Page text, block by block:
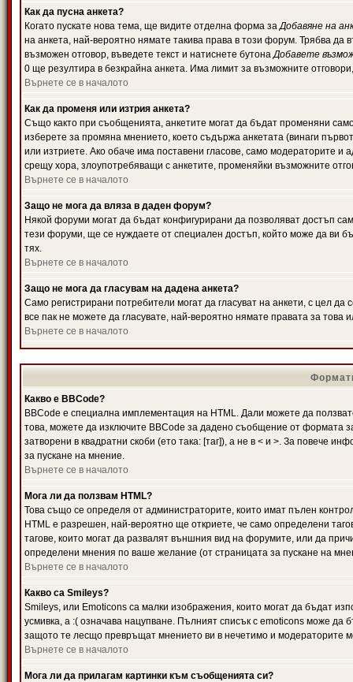
Как да пусна анкета?
Когато пускате нова тема, ще видите отделна форма заДобавяне на
на анкета, най-вероятно нямате такива права в този форум. Трябва да
възможен отговор, въведете текст и натиснете бутонаДобавете
0 ще резултира в безкрайна анкета. Има лимит за възможните
Върнете се в началото
Как да променя или изтрия анкета?
Също както при съобщенията, анкетите могат да бъдат променяни
изберете за промяна мнението, което съдържа анкетата (винаги
или изтриете. Ако обаче има поставени гласове, само модераторите и
срещу хора, злоупотребяващи с анкетите, променяйки възможните
Върнете се в началото
Защо не мога да вляза в даден форум?
Някой форуми могат да бъдат конфигурирани да позволяват достъп
тези форуми, ще се нуждаете от специален достъп, който може да ви
тях.
Върнете се в началото
Защо не мога да гласувам на дадена анкета?
Само регистрирани потребители могат да гласуват на анкети, с цел
все пак не можете да гласувате, най-вероятно нямате правата за това
Върнете се в началото
Какво е BBCode?
BBCode е специална имплементация на HTML. Дали можете да
това, можете да изключите BBCode за дадено съобщение от формата
затворени в квадратни скоби (ето така: [таг]), а не в < и >. За повече
за пускане на мнение.
Върнете се в началото
Мога ли да ползвам HTML?
Това също се определя от администраторите, които имат пълен
HTML е разрешен, най-вероятно ще откриете, че само определени
тагове, които могат да развалят външния вид на форумите, или да
определени мнения по ваше желание (от страницата за пускане на
Върнете се в началото
Какво са Smileys?
Smileys, или Emoticons са малки изображения, които могат да бъдат
усмивка, а :( означава нацупване. Пълният списък с emoticons може да
защото те лесщо превръщат мнението ви в нечетимо и модераторите
Върнете се в началото
Мога ли да прилагам картинки към съобщенията си?